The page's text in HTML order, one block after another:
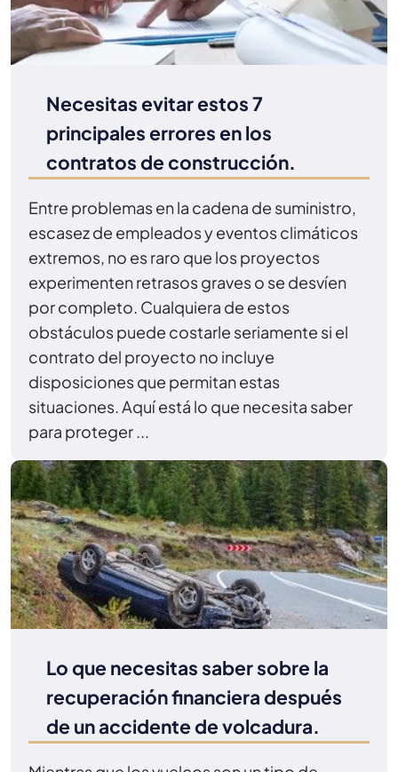
Necesitas evitar estos 7
principales errores en los
contratos de construcción.
Entre problemas en la cadena de suministro,
escasez de empleados y eventos climáticos
extremos, no es raro que los proyectos
experimenten retrasos graves o se desvíen
por completo. Cualquiera de estos
obstáculos puede costarle seriamente si el
contrato del proyecto no incluye
disposiciones que permitan estas
situaciones. Aquí está lo que necesita saber
para proteger ...
Lo que necesitas saber sobre la
recuperación financiera después
de un accidente de volcadura.